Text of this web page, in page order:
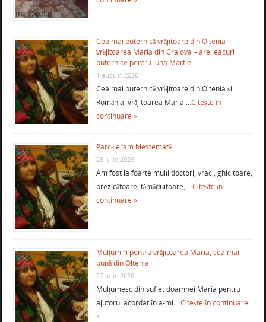
Cea mai puternică vrăjitoare din Oltenia-
vrăjitoarea Maria din Craiova – are leacuri
puternice pentru luna Martie
1 august 2026
Cea mai puternică vrăjitoare din Oltenia și
România, vrăjitoarea Maria …Citește în
continuare »
Parcă eram blestemată
28 iulie 2026
Am fost la foarte mulţi doctori, vraci, ghicitoare,
prezicătoare, tămăduitoare, …Citește în
continuare »
Mulţumiri pentru vrăjitoarea Maria, cea mai
bună din Oltenia
27 iulie 2026
Mulţumesc din suflet doamnei Maria pentru
ajutorul acordat în a-mi …Citește în continuare
»